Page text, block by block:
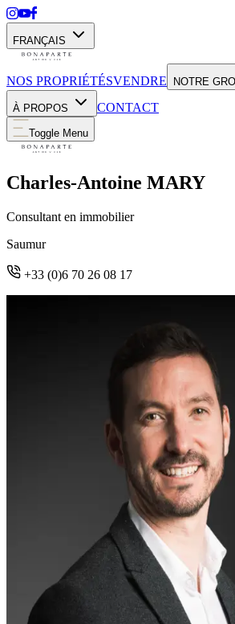
FRANÇAIS
NOS PROPRIÉTÉSVENDRE NOTRE
À PROPOS CONTACT
Toggle Menu
Charles-Antoine MARY
Consultant en immobilier
Saumur
+33 (0)6 70 26 08 17